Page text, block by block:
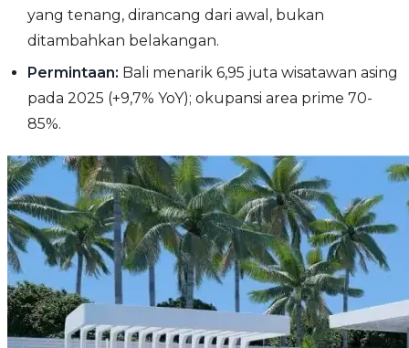
yang tenang, dirancang dari awal, bukan
ditambahkan belakangan.
Permintaan: Bali menarik 6,95 juta wisatawan asing
pada 2025 (+9,7% YoY); okupansi area prime 70-
85%.